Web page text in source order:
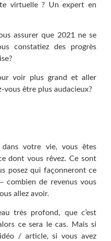
virtuelle ? Un expert en
assurer que 2021 ne se
constatiez des progrès
voir plus grand et aller
vous être plus audacieux?
votre vie, vous êtes
dont vous rêvez. Ce sont
posez qui façonneront ce
combien de revenus vous
allez avoir.
très profond, que c’est
ce sera le cas. Mais si
/ article, si vous avez